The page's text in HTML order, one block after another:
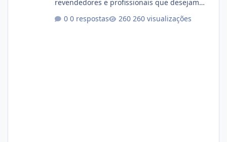
revendedores e profissionais que desejam
operação. Se você possui clientes ativos de
0 respostas 260 visualizações